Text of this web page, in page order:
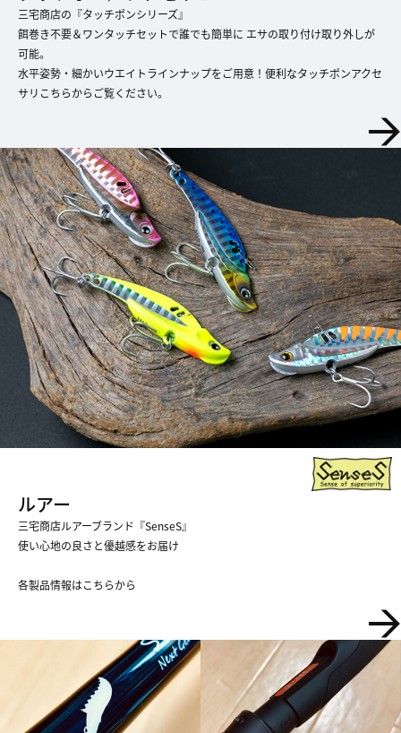
三宅商店の『タッチポンシリーズ』
餌巻き不要＆ワンタッチセットで誰でも簡単に エサの取り付け取り外しが
可能。
​​​​​​​水平姿勢・細かいウエイトラインナップをご用意！便利なタッチポンアクセ
サリこちらからご覧ください。
ルアー
三宅商店ルアーブランド『SenseS』
​​​​​​​使い心地の良さと優越感をお届け
各製品情報はこちらから